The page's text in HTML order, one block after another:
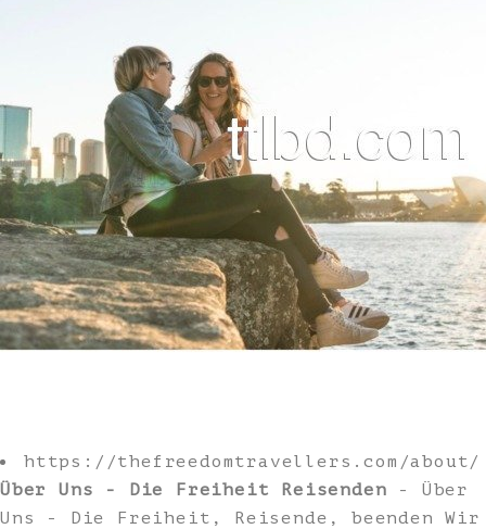
https://thefreedomtravellers.com/about/
Über Uns - Die Freiheit Reisenden - Über
Uns - Die Freiheit, Reisende, beenden Wir